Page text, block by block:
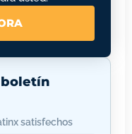
boletín
satisfechos